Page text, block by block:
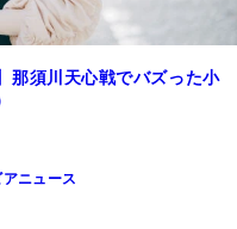
那須川天心戦でバズった小
ニュース